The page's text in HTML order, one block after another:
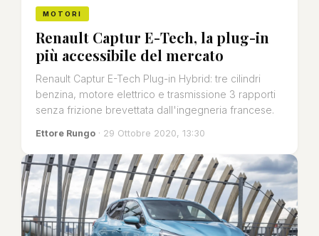
MOTORI
Renault Captur E-Tech, la plug-in
più accessibile del mercato
Renault Captur E-Tech Plug-in Hybrid: tre cilindri
benzina, motore elettrico e trasmissione 3 rapporti
senza frizione brevettata dall'ingegneria francese.
Ettore Rungo · 29 Ottobre 2020, 13:30